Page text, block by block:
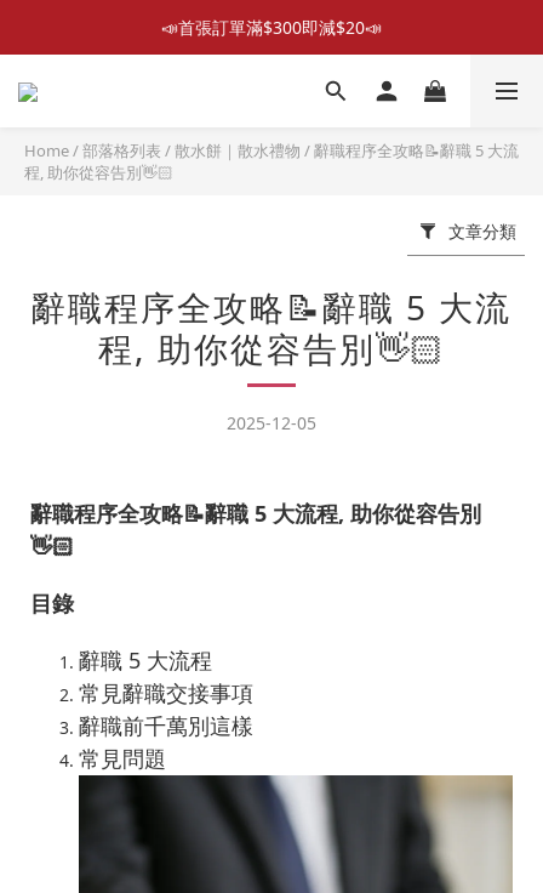
📣首張訂單滿$300即減$20📣
📣首張訂單滿$300即減$20📣
Home/部落格列表 /散水餅｜散水禮物 /辭職程序全攻略📝辭職 5 大流
程, 助你從容告別👋🏻
文章分類
辭職程序全攻略📝辭職 5 大流
程, 助你從容告別👋🏻
2025-12-05
辭職程序全攻略📝辭職 5 大流程, 助你從容告別
👋🏻
目錄
辭職 5 大流程
常見辭職交接事項
辭職前千萬別這樣
常見問題